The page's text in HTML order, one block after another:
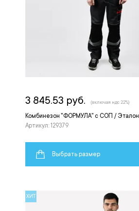
Комбинезон "ФОРМУЛА" с СОП / Эталон
Артикул: 129379
3 845.53 руб. (включая ндс 22%)
Выбрать размер
ХИТ